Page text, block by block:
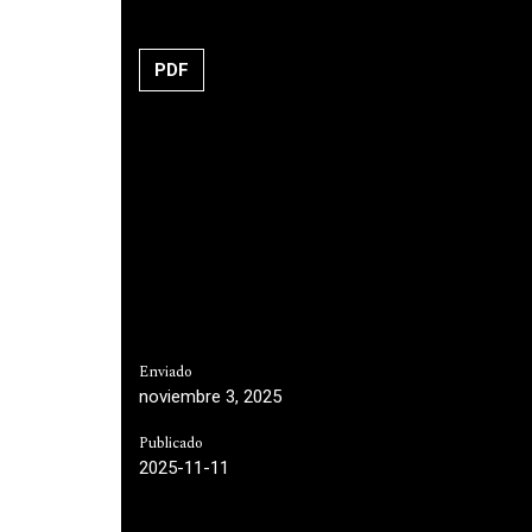
PDF
Enviado
noviembre 3, 2025
Publicado
2025-11-11